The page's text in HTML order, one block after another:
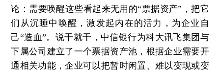
论：需要唤醒这些看起来无用的“票据资产”，把它
们从沉睡中唤醒，激发起内在的活力，为企业自
己“造血”。说干就干，中信银行为科大讯飞集团与
下属公司建立了一个票据资产池，根据企业需要开
通相关功能，企业可以把暂时闲置、难以变现或变